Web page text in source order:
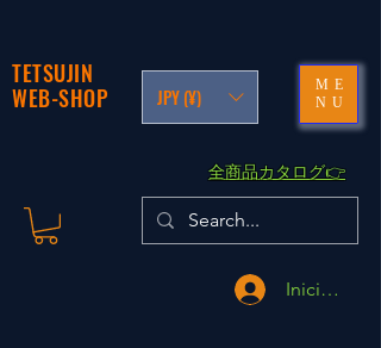
TETSUJIN
WEB-SHOP
JPY (¥)
ME
NU
​全商品カタログ👉
Iniciar